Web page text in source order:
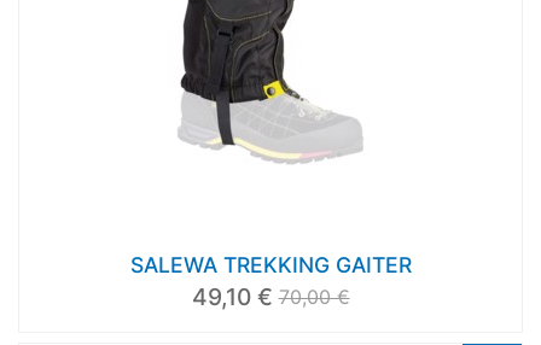
SALEWA TREKKING GAITER
49,10 € 70,00 €